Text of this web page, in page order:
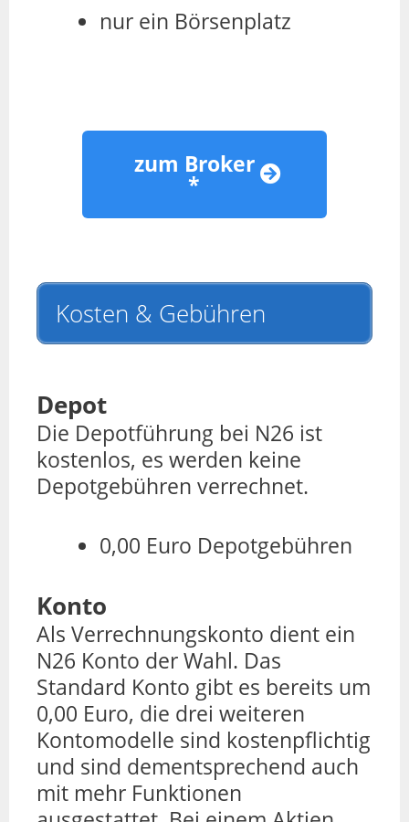
nur ein Börsenplatz
zum Broker
*
Kosten & Gebühren
Depot
Die Depotführung bei N26 ist
kostenlos, es werden keine
Depotgebühren verrechnet.
0,00 Euro Depotgebühren
Konto
Als Verrechnungskonto dient ein
N26 Konto der Wahl. Das
Standard Konto gibt es bereits um
0,00 Euro, die drei weiteren
Kontomodelle sind kostenpflichtig
und sind dementsprechend auch
mit mehr Funktionen